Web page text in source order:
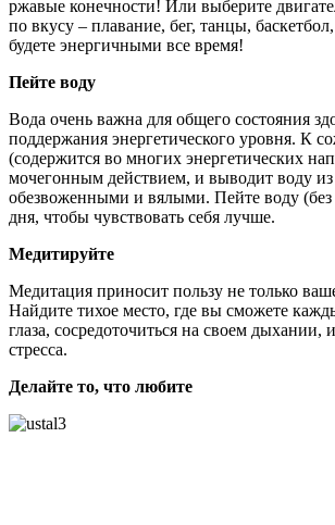
ржавые конечности! Или выберите
по вкусу – плавание, бег, танцы,
будете энергичными все время!
Пейте воду
Вода очень важна для общего состояния
поддержания энергетического уровня. К
(содержится во многих энергетических
мочегонным действием, и выводит воду из
обезвоженными и вялыми. Пейте воду (без
дня, чтобы чувствовать себя лучше.
Медитируйте
Медитация приносит пользу не только
Найдите тихое место, где вы сможете
глаза, сосредоточиться на своем дыхании,
стресса.
Делайте то, что любите